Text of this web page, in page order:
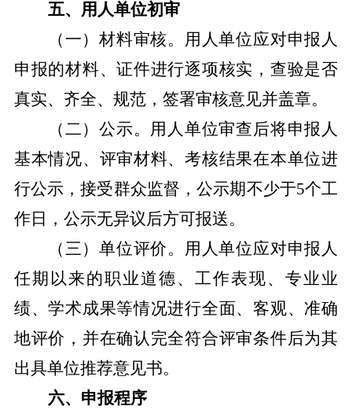
五、用人单位初审
（一）材料审核。 用人单位应对申报人
申报的材料、证件进行逐项核实，查验是否
真实、齐全、规范，签署审核意见并盖章。
（二）公示。 用人单位审查后将申报人
基本情况、评审材料、考核结果在本单位进
行公示，接受群众监督，公示期不少于5个工
作日，公示无异议后方可报送。
（三）单位评价。 用人单位应对申报人
任期以来的职业道德、工作表现、专业业
绩、学术成果等情况进行全面、客观、准确
地评价，并在确认完全符合评审条件后为其
出具单位推荐意见书。
六、申报程序